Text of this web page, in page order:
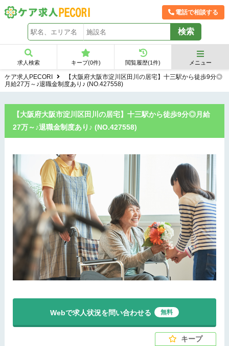
電話で相談する
求人検索 キープ(0件) 閲覧履歴(1件) メニュー
ケア求人PECORI
【大阪府大阪市淀川区田川の居宅】十三駅から徒歩9分◎
月給27万～♪退職金制度あり♪ (NO.427558)
【大阪府大阪市淀川区田川の居宅】十三駅から徒歩9分◎月給
27万～♪退職金制度あり♪ (NO.427558)
キープ
Webで求人状況を問い合わせる 無料